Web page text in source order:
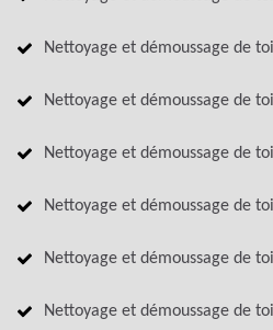
Nettoyage et démoussage de
Nettoyage et démoussage de
Nettoyage et démoussage de
Nettoyage et démoussage de
Nettoyage et démoussage de
Nettoyage et démoussage de